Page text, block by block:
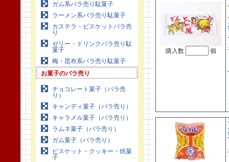
ガム系バラ売り駄菓子
ラーメン系バラ売り駄菓子
カステラ・ビスケットバラ売
り
ゼリー・ドリンクバラ売り駄
菓子
梅・昆布系バラ売り駄菓子
お菓子のバラ売り
チョコレート菓子（バラ売
り）
キャンディ菓子（バラ売り）
キャラメル菓子（バラ売り）
ラムネ菓子（バラ売り）
ガム菓子（バラ売り）
ビスケット・クッキー・焼菓
子
購入数 個